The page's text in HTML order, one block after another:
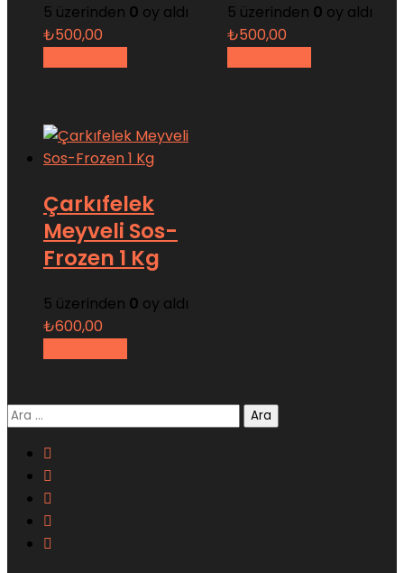
5 üzerinden 0 oy aldı
₺500,00
5 üzerinden 0 oy aldı
₺500,00
Çarkıfelek
Meyveli Sos-
Frozen 1 Kg
5 üzerinden 0 oy aldı
₺600,00
Arama: